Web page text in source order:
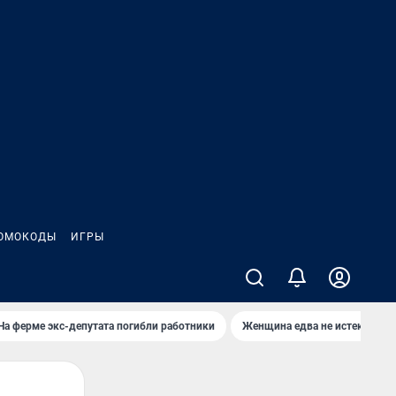
ИГРЫ
ферме экс-депутата погибли работники Женщина едва не истекла